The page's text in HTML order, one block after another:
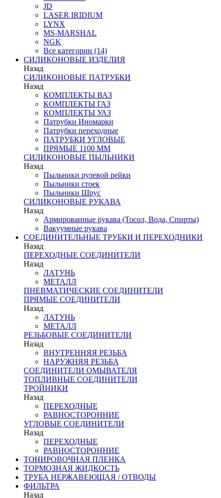
JD
LASER IRIDIUM
LYNX
MS-MARSHAL
NGK
Все категории (14)
СИЛИКОНОВЫЕ ИЗДЕЛИЯ
Назад
СИЛИКОНОВЫЕ ПАТРУБКИ
Назад
КОМПЛЕКТЫ ВАЗ
КОМПЛЕКТЫ ГАЗ
КОМПЛЕКТЫ УАЗ
Патрубки Иномарки
Патрубки переходные
ПАТРУБКИ УГЛОВЫЕ
ПРЯМЫЕ 1100 ММ
СИЛИКОНОВЫЕ ПЫЛЬНИКИ
Назад
Пыльники рулевой рейки
Пыльники стоек
Пыльники Шрус
СИЛИКОНОВЫЕ РУКАВА
Назад
Армированные рукава (Тосол, Вода, Спирты)
Вакуумные рукава
СОЕДИНИТЕЛЬНЫЕ ТРУБКИ И ПЕРЕХОДНИКИ
Назад
ПЕРЕХОДНЫЕ СОЕДИНИТЕЛИ
Назад
ЛАТУНЬ
МЕТАЛЛ
ПНЕВМАТИЧЕСКИЕ СОЕДИНИТЕЛИ
ПРЯМЫЕ СОЕДИНИТЕЛИ
Назад
ЛАТУНЬ
МЕТАЛЛ
РЕЗЬБОВЫЕ СОЕДИНИТЕЛИ
Назад
ВНУТРЕННЯЯ РЕЗЬБА
НАРУЖНЯЯ РЕЗЬБА
СОЕДИНИТЕЛИ ОМЫВАТЕЛЯ
ТОПЛИВНЫЕ СОЕДИНИТЕЛИ
ТРОЙНИКИ
Назад
ПЕРЕХОДНЫЕ
РАВНОСТОРОННИЕ
УГЛОВЫЕ СОЕДИНИТЕЛИ
Назад
ПЕРЕХОДНЫЕ
РАВНОСТОРОННИЕ
ТОНИРОВОЧНАЯ ПЛЕНКА
ТОРМОЗНАЯ ЖИДКОСТЬ
ТРУБА НЕРЖАВЕЮЩАЯ / ОТВОДЫ
ФИЛЬТРА
Назад